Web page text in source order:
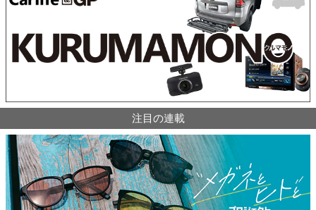
注目の連載